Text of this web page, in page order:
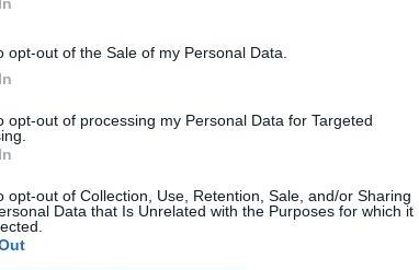
opt-out of the Sale of my Personal Data.
opt-out of processing my Personal Data for Targeted
opt-out of Collection, Use, Retention, Sale, and/or Sharing
Data that Is Unrelated with the Purposes for which it
απώλεια της όσφρησης για τη
νέου κορωνοϊού μπορεί να αποτελεί
σύμφωνα με...